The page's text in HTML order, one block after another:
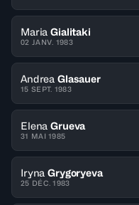
Maria Gialitaki
02 JANV. 1983
Andrea Glasauer
15 SEPT. 1983
Elena Grueva
31 MAI 1985
Iryna Grygoryeva
25 DÉC. 1983